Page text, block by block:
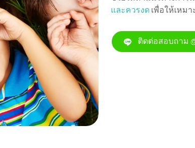
และควรงด เพื่อให้เหม
ติดต่อสอบถาม